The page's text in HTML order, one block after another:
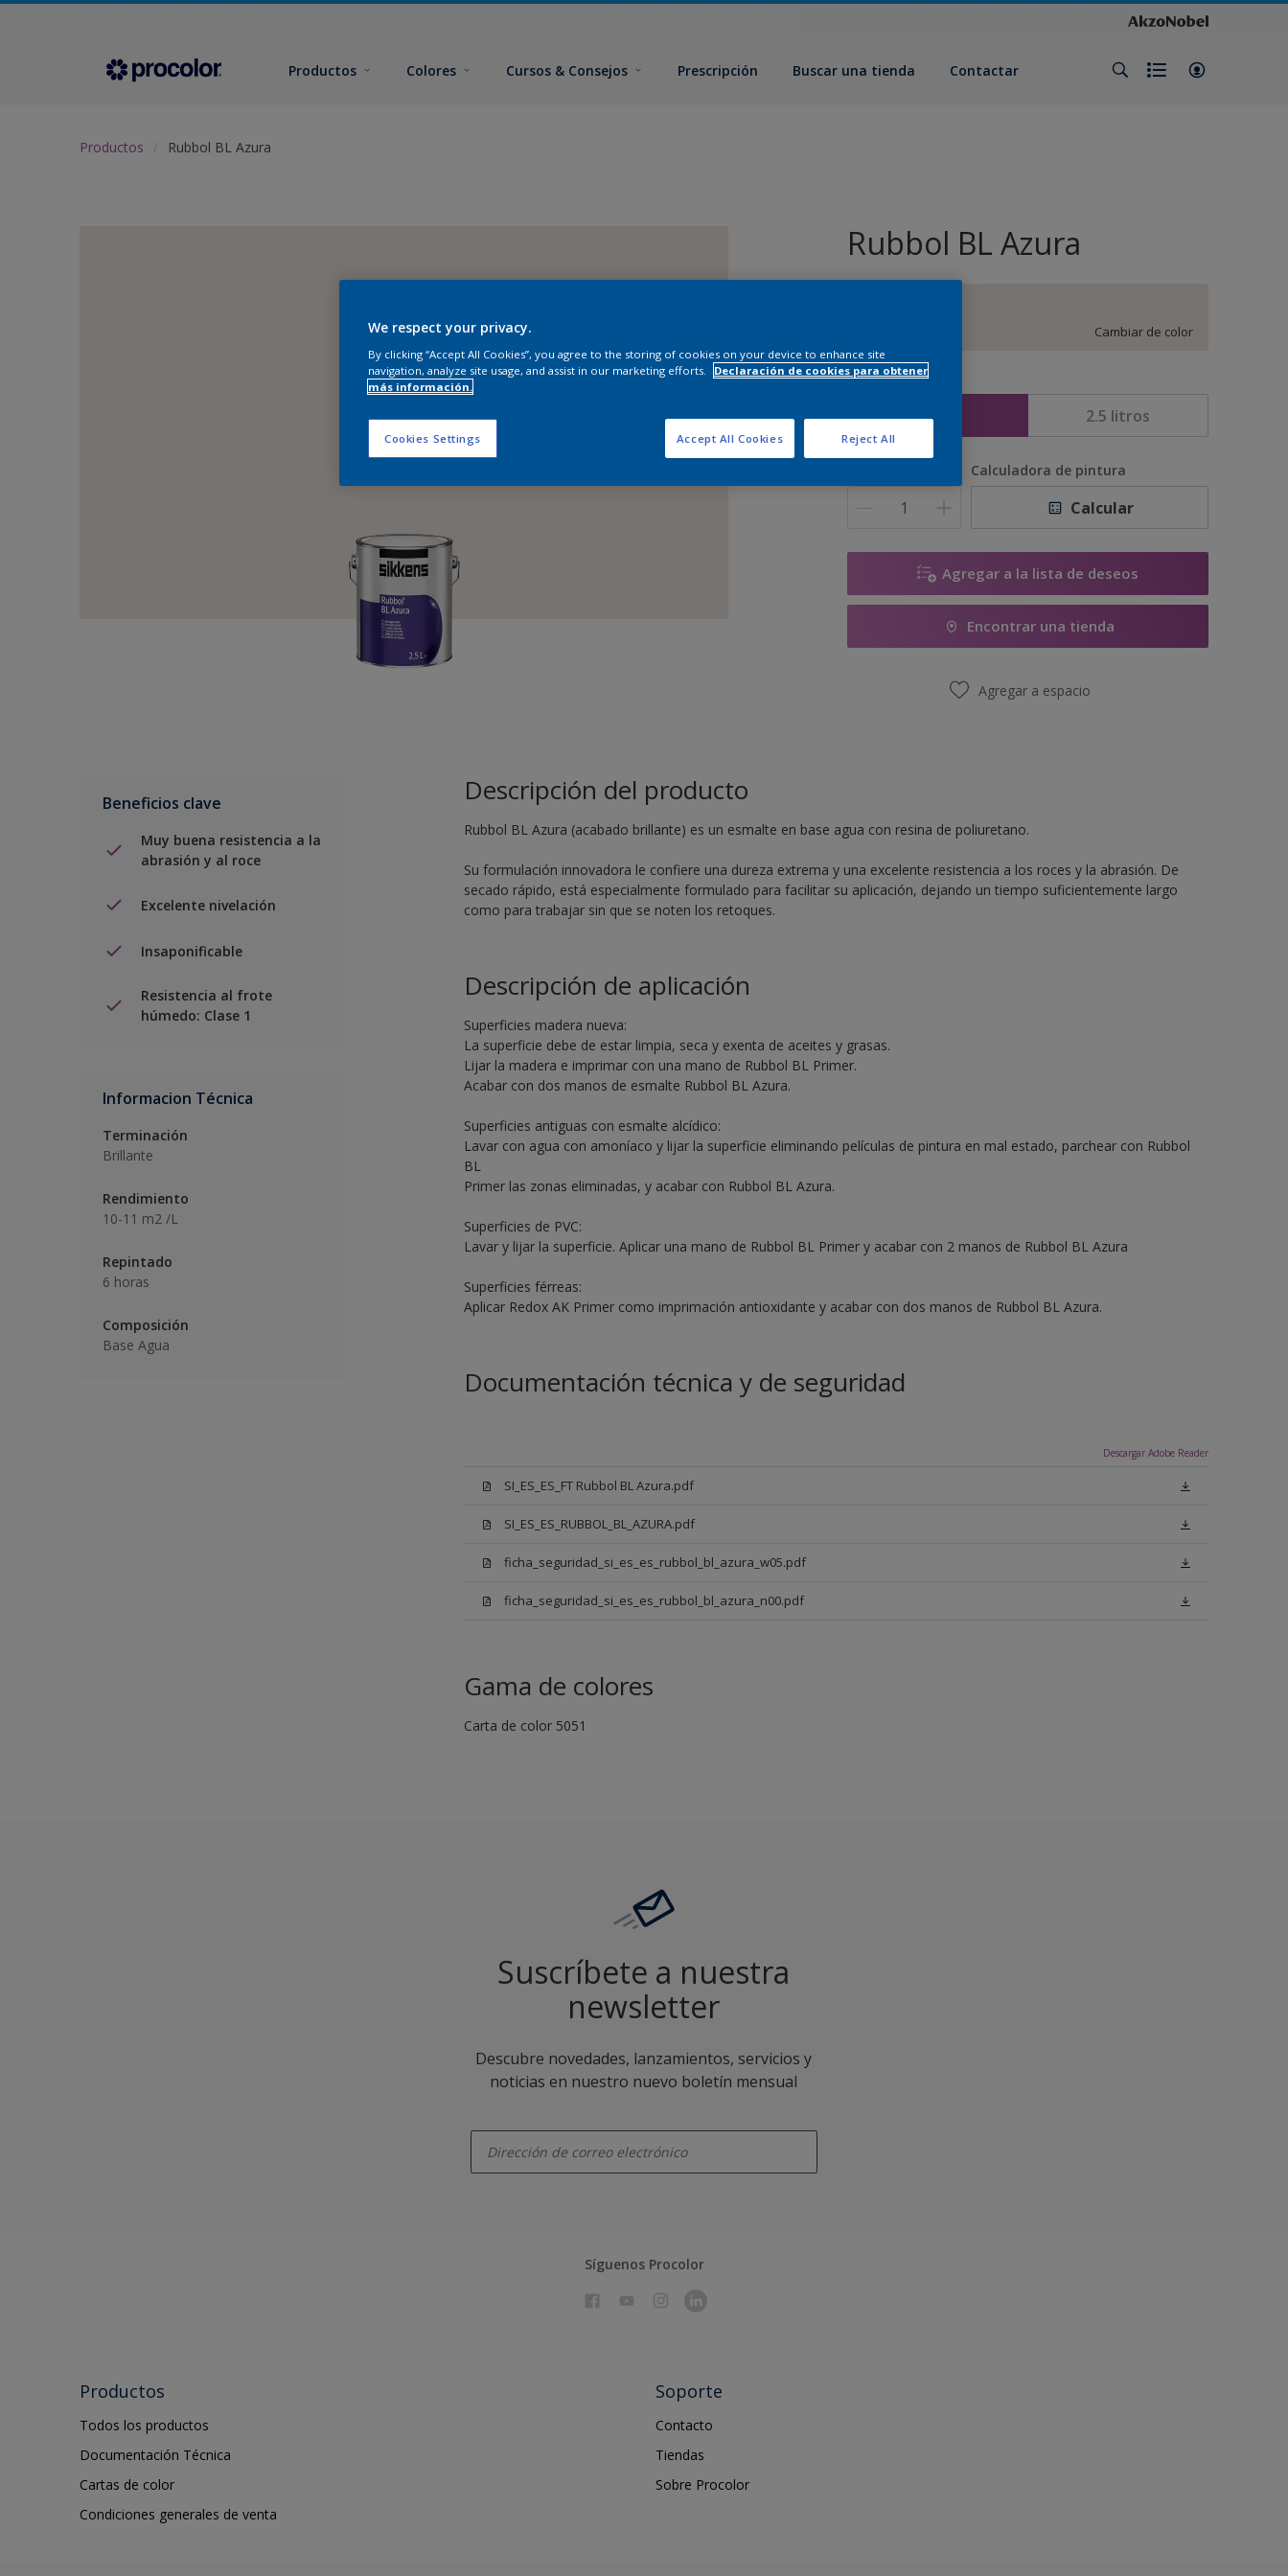
Productos Colores Cursos & Consejos Prescripción Buscar una tienda Contactar
Productos Rubbol BL Azura
Rubbol BL Azura
Cambiar de color
Tamaño
1 litros 2.5 litros
Calculadora de pintura
Calcular
Agregar a la lista de deseos
Encontrar una tienda
Agregar a espacio
Beneficios clave
Muy buena resistencia a la
abrasión y al roce
Excelente nivelación
Insaponificable
Resistencia al frote
húmedo: Clase 1
Informacion Técnica
Terminación
Brillante
Rendimiento
10-11 m2 /L
Repintado
6 horas
Composición
Base Agua
Descripción del producto
Rubbol BL Azura (acabado brillante) es un esmalte en base agua con resina de poliuretano.
Su formulación innovadora le confiere una dureza extrema y una excelente resistencia a los roces y la abrasión. De
secado rápido, está especialmente formulado para facilitar su aplicación, dejando un tiempo suficientemente largo
como para trabajar sin que se noten los retoques.
Descripción de aplicación
Superficies madera nueva:
La superficie debe de estar limpia, seca y exenta de aceites y grasas.
Lijar la madera e imprimar con una mano de Rubbol BL Primer.
Acabar con dos manos de esmalte Rubbol BL Azura.
Superficies antiguas con esmalte alcídico:
Lavar con agua con amoníaco y lijar la superficie eliminando películas de pintura en mal estado, parchear con Rubbol
BL
Primer las zonas eliminadas, y acabar con Rubbol BL Azura.
Superficies de PVC:
Lavar y lijar la superficie. Aplicar una mano de Rubbol BL Primer y acabar con 2 manos de Rubbol BL Azura
Superficies férreas:
Aplicar Redox AK Primer como imprimación antioxidante y acabar con dos manos de Rubbol BL Azura.
Documentación técnica y de seguridad
Descargar Adobe Reader
SI_ES_ES_FT Rubbol BL Azura.pdf
SI_ES_ES_RUBBOL_BL_AZURA.pdf
ficha_seguridad_si_es_es_rubbol_bl_azura_w05.pdf
ficha_seguridad_si_es_es_rubbol_bl_azura_n00.pdf
Gama de colores
Carta de color 5051
Suscríbete a nuestra
newsletter
Descubre novedades, lanzamientos, servicios y
noticias en nuestro nuevo boletín mensual
Síguenos Procolor
Productos
Todos los productos
Documentación Técnica
Cartas de color
Condiciones generales de venta
Soporte
Contacto
Tiendas
Sobre Procolor
We respect your privacy.
By clicking “Accept All Cookies”, you agree to the storing of cookies on your device to enhance site
navigation, analyze site usage, and assist in our marketing efforts.
Declaración de cookies para obtener
más información.
Cookies Settings Reject All
Accept All Cookies